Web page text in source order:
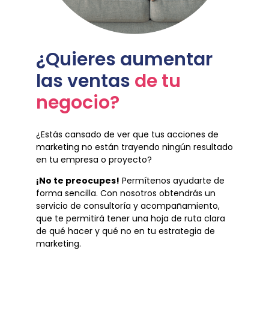
¿Quieres aumentar
las ventas de tu
negocio?
¿Estás cansado de ver que tus acciones de
marketing no están trayendo ningún resultado
en tu empresa o proyecto?
¡No te preocupes! Permítenos ayudarte de
forma sencilla. Con nosotros obtendrás un
servicio de consultoría y acompañamiento,
que te permitirá tener una hoja de ruta clara
de qué hacer y qué no en tu estrategia de
marketing.